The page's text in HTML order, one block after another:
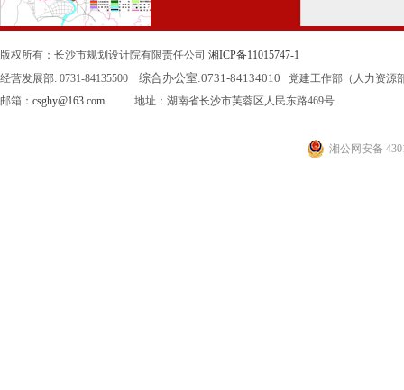
版权所有：长沙市规划设计院有限责任公司 湘ICP备11015747-1
经营发展部: 0731-84135500 综合办公室:0731-84134010
党建工作部（人力资源
邮箱： csghy@163.com 地址：湖南省长沙市芙蓉区人民东路469号
湘公网安备